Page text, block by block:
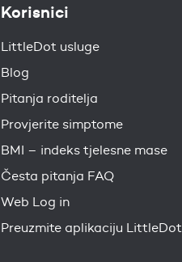
Korisnici
LittleDot usluge
Blog
Pitanja roditelja
Provjerite simptome
BMI – indeks tjelesne mase
Česta pitanja FAQ
Web Log in
Preuzmite aplikaciju LittleDot